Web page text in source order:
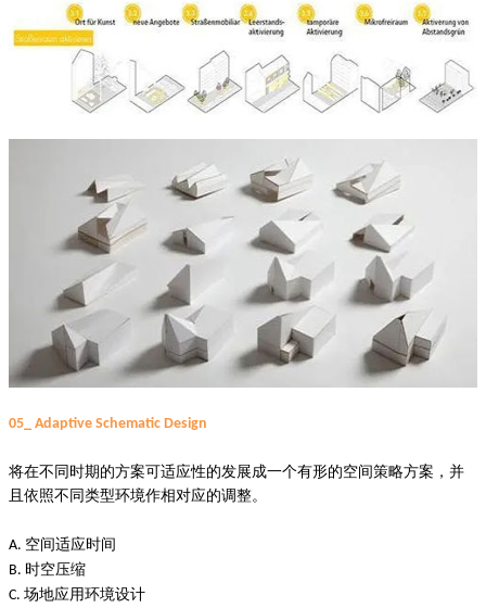
05_ Adaptive Schematic Design
将在不同时期的方案可适应性的发展成一个有形的空间策略方案，并
且依照不同类型环境作相对应的调整。
A. 空间适应时间
B. 时空压缩
C. 场地应用环境设计